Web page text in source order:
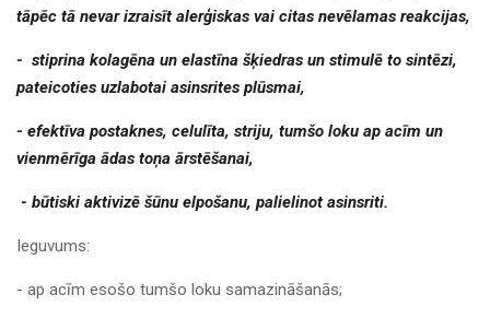
tāpēc tā nevar izraisīt alerģiskas vai citas nevēlamas reakcijas,
- stiprina kolagēna un elastīna šķiedras un stimulē to sintēzi,
pateicoties uzlabotai asinsrites plūsmai,
- efektīva postaknes, celulīta, striju, tumšo loku ap acīm un
vienmērīga ādas toņa ārstēšanai,
- būtiski aktivizē šūnu elpošanu, palielinot asinsriti.
Ieguvums:
- ap acīm esošo tumšo loku samazināšanās;